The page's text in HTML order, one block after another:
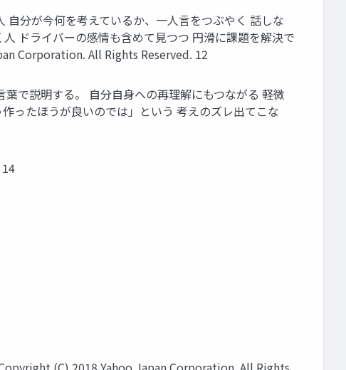
自分が今何を考えているか、一人言をつぶやく 話しな
ドライバーの感情も含めて見つつ 円滑に課題を解決で
Corporation. All Rights Reserved. 12
葉で説明する。 自分自身への再理解にもつながる 軽微
ったほうが良いのでは」という 考えのズレ出てこな